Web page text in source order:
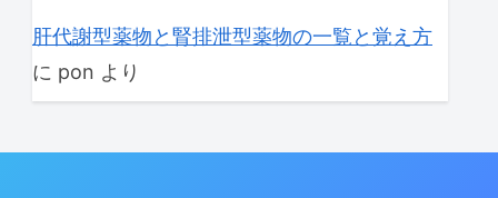
肝代謝型薬物と腎排泄型薬物の一覧と覚え方
に pon より